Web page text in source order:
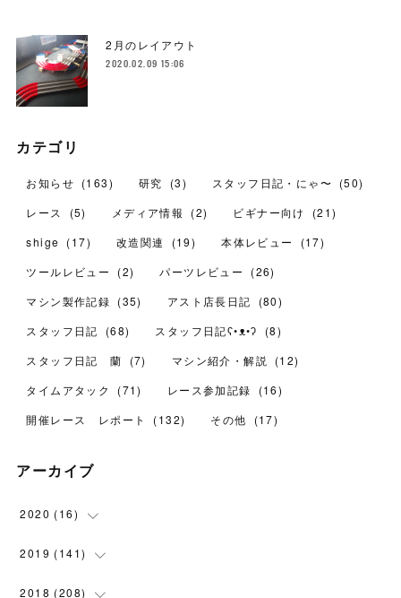
2月のレイアウト
2020.02.09 15:06
カテゴリ
お知らせ (163) 研究 (3) スタッフ日記・にゃ〜 (50)
レース
(5) メディア情報 (2) ビギナー向け (21)
shige (17) 改造関連 (19) 本体レビュー (17)
ツールレビュー
(2) パーツレビュー (26)
マシン製作記録 (35) アスト店長日記 (80)
スタッフ日記
(68) スタッフ日記ʕ•ᴥ•ʔ (8)
スタッフ日記 蘭
(7) マシン紹介・解説 (12)
タイムアタック
(71) レース参加記録 (16)
開催レース レポート
(132) その他 (17)
アーカイブ
2020 (16)
(1)
(6)
2019 (141)
(24)
2018 (208)